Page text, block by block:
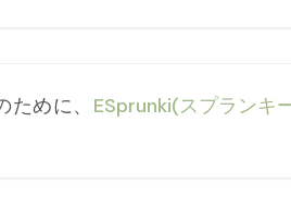
めに、 ESprunki(スプランキ